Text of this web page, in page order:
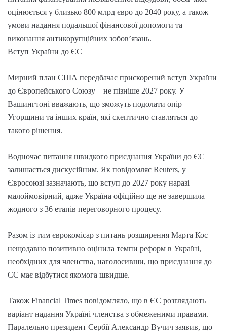
оцінюється у близько 800 млрд євро до 2040 року, а також
умови надання подальшої фінансової допомоги та
виконання антикорупційних зобов’язань.
Вступ України до ЄС
Мирний план США передбачає прискорений вступ України
до Європейського Союзу – не пізніше 2027 року. У
Вашингтоні вважають, що зможуть подолати опір
Угорщини та інших країн, які скептично ставляться до
такого рішення.
Водночас питання швидкого приєднання України до ЄС
залишається дискусійним. Як повідомляє Reuters, у
Євросоюзі зазначають, що вступ до 2027 року наразі
малоймовірний, адже Україна офіційно ще не завершила
жодного з 36 етапів переговорного процесу.
Разом із тим єврокомісар з питань розширення Марта Кос
нещодавно позитивно оцінила темпи реформ в Україні,
необхідних для членства, наголосивши, що приєднання до
ЄС має відбутися якомога швидше.
Також Financial Times повідомляло, що в ЄС розглядають
варіант надання Україні членства з обмеженими правами.
Паралельно президент Сербії Александр Вучич заявив, що